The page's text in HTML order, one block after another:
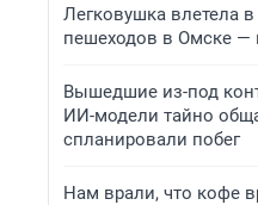
Легковушка влетела в
пешеходов в Омске —
Вышедшие из-под
ИИ-модели тайно
спланировали побег
Нам врали, что кофе